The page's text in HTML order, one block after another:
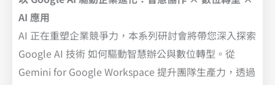
AI 應用
AI 正在重塑企業競爭力，本系列研討會將帶您深入探索
Google AI 技術 如何驅動智慧辦公與數位轉型。從
Gemini for Google Workspace 提升團隊生產力，透過